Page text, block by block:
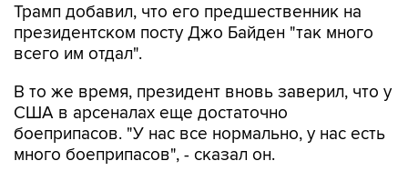
Трамп добавил, что его предшественник на
президентском посту Джо Байден "так много
всего им отдал".
В то же время, президент вновь заверил, что у
США в арсеналах еще достаточно
боеприпасов. "У нас все нормально, у нас есть
много боеприпасов", - сказал он.